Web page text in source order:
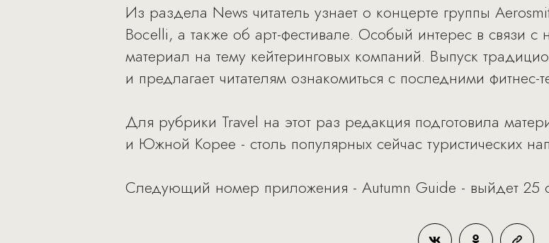
Из раздела News читатель узнает о концерте группы
Bocelli, а также об арт-фестивале. Особый интерес в связи
материал на тему кейтеринговых компаний. Выпуск
и предлагает читателям ознакомиться с последними фитнес-
Для рубрики Travel на этот раз редакция подготовила
и Южной Корее - столь популярных сейчас туристических
Следующий номер приложения - Autumn Guide - выйдет 25